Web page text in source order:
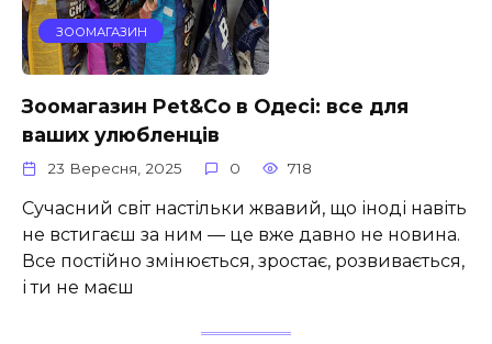
ЗООМАГАЗИН
Зоомагазин Pet&Co в Одесі: все для
ваших улюбленців
23 Вересня, 2025 0 718
Сучасний світ настільки жвавий, що іноді навіть
не встигаєш за ним — це вже давно не новина.
Все постійно змінюється, зростає, розвивається,
і ти не маєш